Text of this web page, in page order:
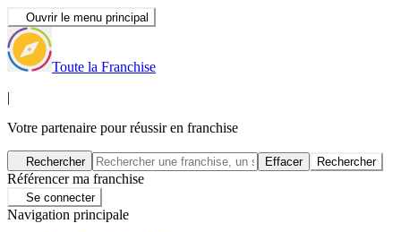
Ouvrir le menu principal
Toute la Franchise
|
Votre partenaire pour réussir en franchise
Rechercher Effacer Rechercher
Référencer ma franchise
Se connecter
Navigation principale